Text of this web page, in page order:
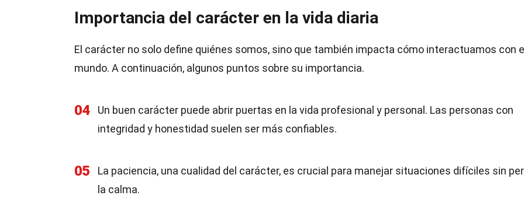
Importancia del carácter en la vida diaria
El carácter no solo define quiénes somos, sino que también impacta cómo interactuamos con
mundo. A continuación, algunos puntos sobre su importancia.
04
Un buen carácter puede abrir puertas en la vida profesional y personal. Las personas con
integridad y honestidad suelen ser más confiables.
05
La paciencia, una cualidad del carácter, es crucial para manejar situaciones difíciles sin
la calma.